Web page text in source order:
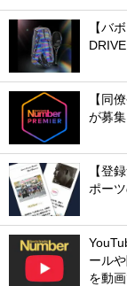
【バ
【同
が募集
【登
ポー
ール
を動